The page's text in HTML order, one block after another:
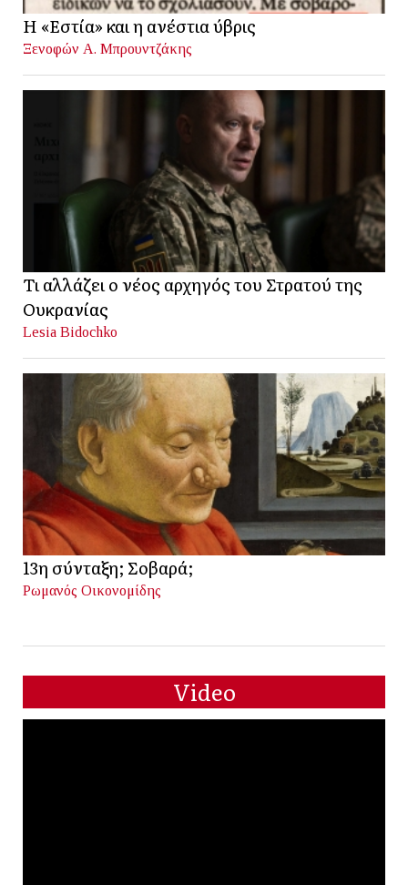
Η «Εστία» και η ανέστια ύβρις
Ξενοφών Α. Μπρουντζάκης
Τι αλλάζει ο νέος αρχηγός του Στρατού της
Ουκρανίας
Lesia Bidochko
13η σύνταξη; Σοβαρά;
Ρωμανός Οικονομίδης
Video